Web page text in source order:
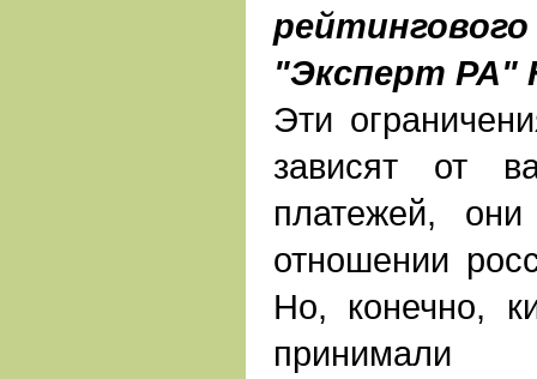
"Эксперт РА"
Эти
зависят от
платежей,
отношении
Но, конечно,